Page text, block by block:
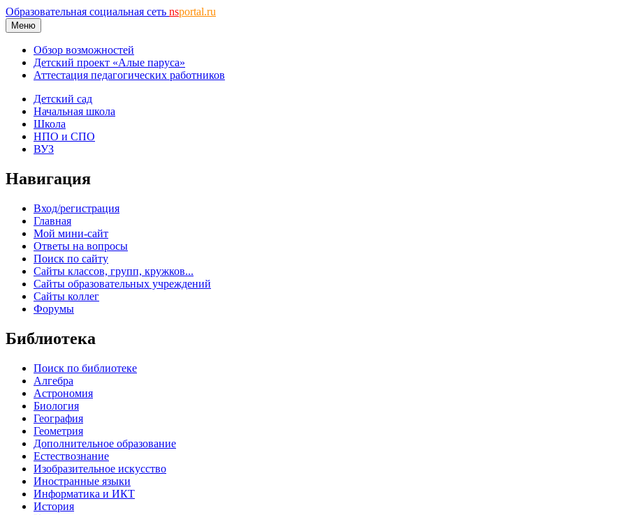
Образовательная социальная сеть nsportal.ru
Меню
Обзор возможностей
Детский проект «Алые паруса»
Аттестация педагогических работников
Детский сад
Начальная школа
Школа
НПО и СПО
ВУЗ
Навигация
Вход/регистрация
Главная
Мой мини-сайт
Ответы на вопросы
Поиск по сайту
Сайты классов, групп, кружков...
Сайты образовательных учреждений
Сайты коллег
Форумы
Библиотека
Поиск по библиотеке
Алгебра
Астрономия
Биология
География
Геометрия
Дополнительное образование
Естествознание
Изобразительное искусство
Иностранные языки
Информатика и ИКТ
История